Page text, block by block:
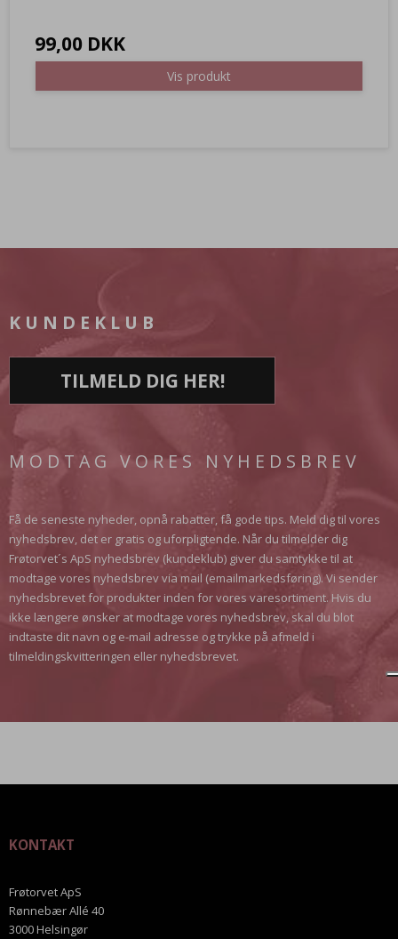
99,00 DKK
Vis produkt
KUNDEKLUB
TILMELD DIG HER!
MODTAG VORES NYHEDSBREV
Få de seneste nyheder, opnå rabatter, få gode tips. Meld dig til vores
nyhedsbrev, det er gratis og uforpligtende. Når du tilmelder dig
Frøtorvet´s ApS nyhedsbrev (kundeklub) giver du samtykke til at
modtage vores nyhedsbrev via mail (emailmarkedsføring). Vi sender
nyhedsbrevet for produkter inden for vores varesortiment. Hvis du
ikke længere ønsker at modtage vores nyhedsbrev, skal du blot
indtaste dit navn og e-mail adresse og trykke på afmeld i
tilmeldingskvitteringen eller nyhedsbrevet.
KONTAKT
Frøtorvet ApS
Rønnebær Allé 40
3000 Helsingør